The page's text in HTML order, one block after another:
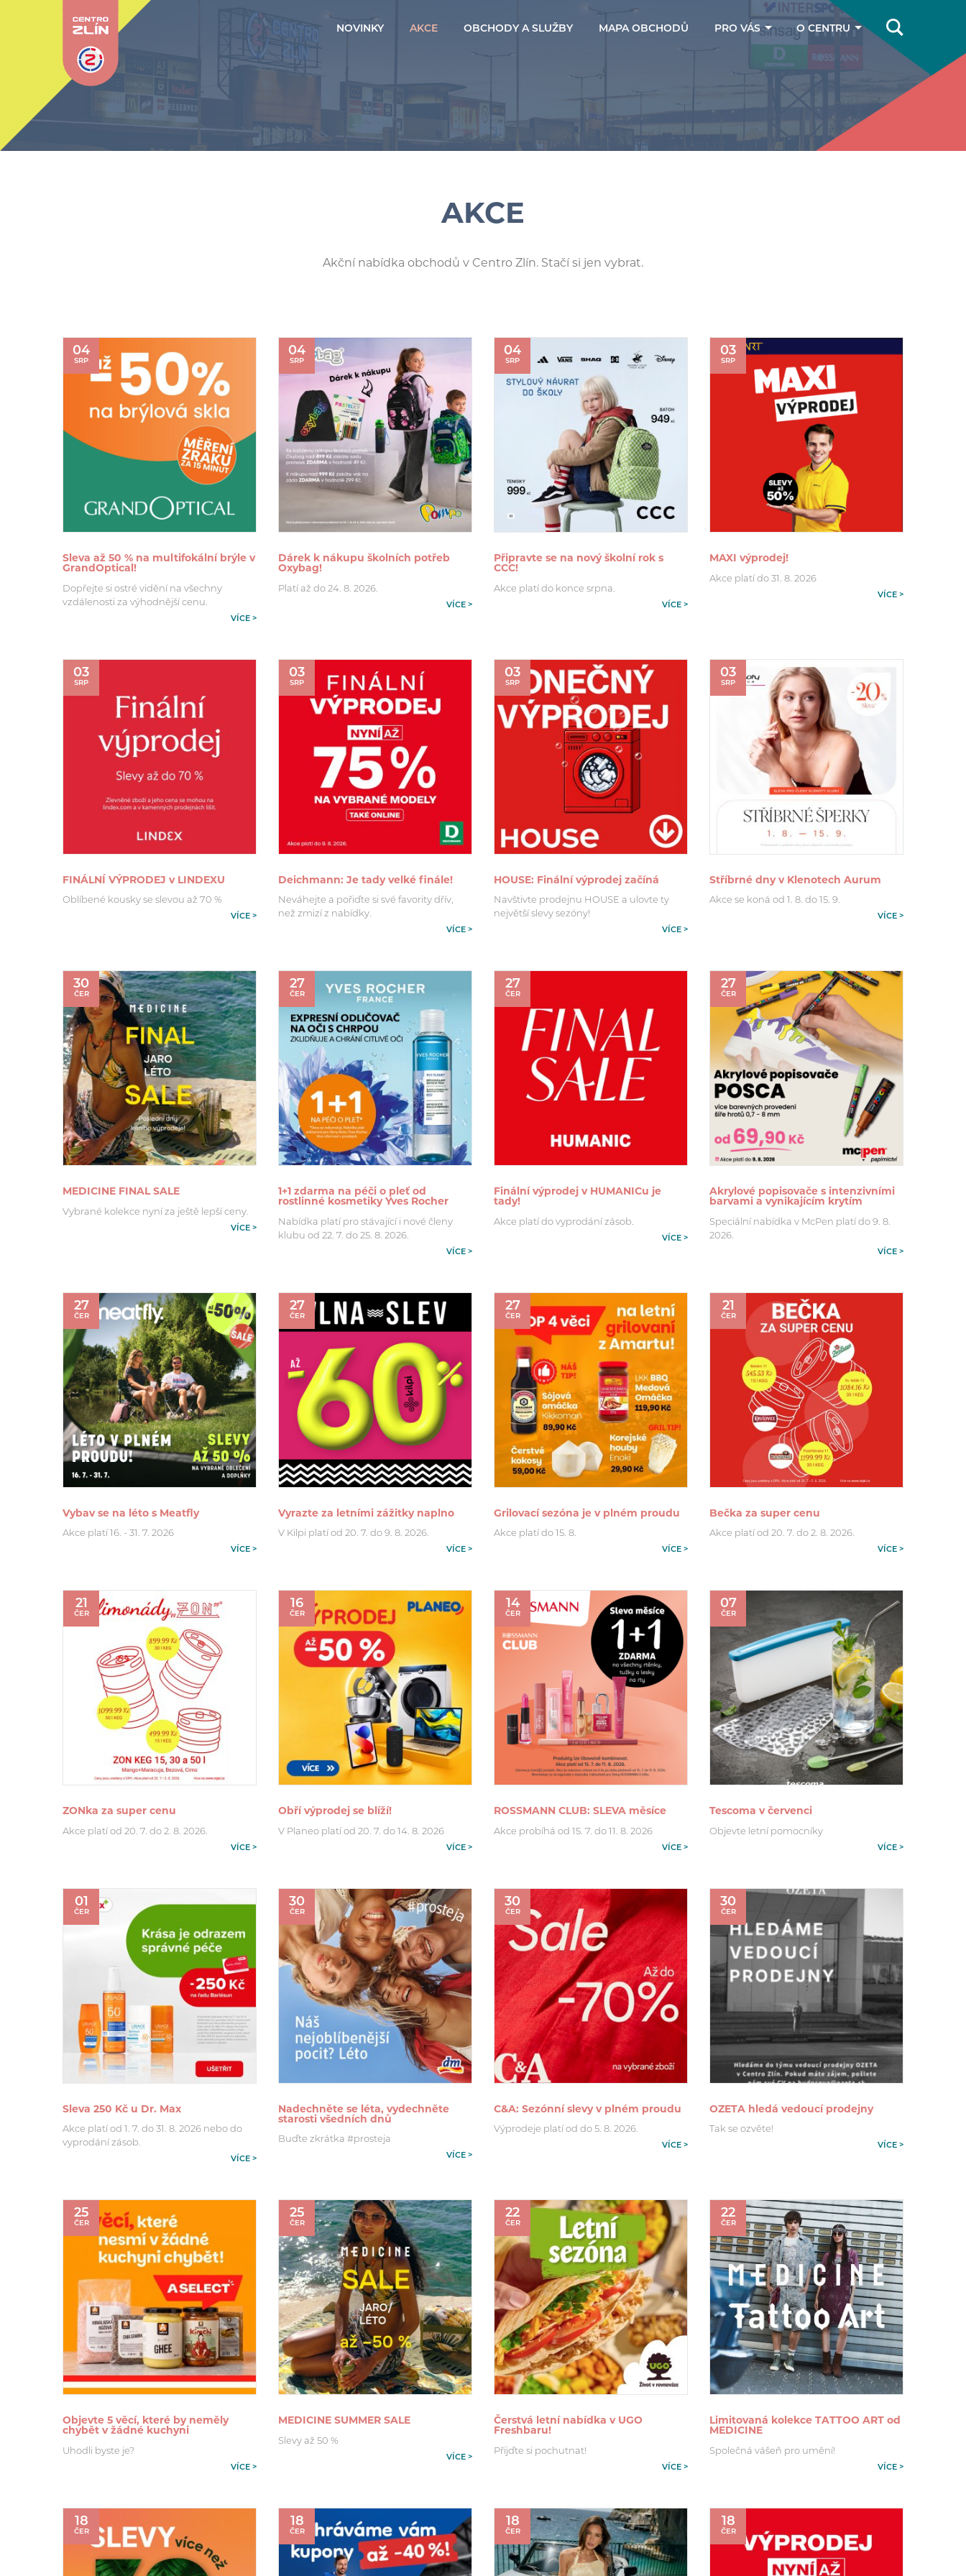
NOVINKY AKCE OBCHODY A SLUŽBY MAPA OBCHODŮ PRO VÁS
Dárkové poukazy
O CENTRU
Jak se k nám
dostanete
Kontakty
AKCE
Akční nabídka obchodů v Centro Zlín. Stačí si jen vybrat.
04
SRP
Sleva až 50 % na multifokální brýle v
GrandOptical!
Dopřejte si ostré vidění na všechny
vzdálenosti za výhodnější cenu.
VÍCE >
04
SRP
Dárek k nákupu školních potřeb
Oxybag!
Platí až do 24. 8. 2026.
VÍCE >
04
SRP
Připravte se na nový školní rok s
CCC!
Akce platí do konce srpna.
VÍCE >
03
SRP
MAXI výprodej!
Akce platí do 31. 8. 2026
VÍCE >
03
SRP
FINÁLNÍ VÝPRODEJ v LINDEXU
Oblíbené kousky se slevou až 70 %
VÍCE >
03
SRP
Deichmann: Je tady velké finále!
Neváhejte a pořiďte si své favority dřív,
než zmizí z nabídky.
VÍCE >
03
SRP
HOUSE: Finální výprodej začíná
Navštivte prodejnu HOUSE a ulovte ty
největší slevy sezóny!
VÍCE >
03
SRP
Stříbrné dny v Klenotech Aurum
Akce se koná od 1. 8. do 15. 9.
VÍCE >
30
ČER
MEDICINE FINAL SALE
Vybrané kolekce nyní za ještě lepší ceny.
VÍCE >
27
ČER
1+1 zdarma na péči o pleť od
rostlinné kosmetiky Yves Rocher
Nabídka platí pro stávající i nové členy
klubu od 22. 7. do 25. 8. 2026.
VÍCE >
27
ČER
Finální výprodej v HUMANICu je
tady!
Akce platí do vyprodání zásob.
VÍCE >
27
ČER
Akrylové popisovače s intenzivními
barvami a vynikajícím krytím
Speciální nabídka v McPen platí do 9. 8.
2026.
VÍCE >
27
ČER
Vybav se na léto s Meatfly
Akce platí 16. - 31. 7. 2026
VÍCE >
27
ČER
Vyrazte za letními zážitky naplno
V Kilpi platí od 20. 7. do 9. 8. 2026.
VÍCE >
27
ČER
Grilovací sezóna je v plném proudu
Akce platí do 15. 8.
VÍCE >
21
ČER
Bečka za super cenu
Akce platí od 20. 7. do 2. 8. 2026.
VÍCE >
21
ČER
ZONka za super cenu
Akce platí od 20. 7. do 2. 8. 2026.
VÍCE >
16
ČER
Obří výprodej se blíží!
V Planeo platí od 20. 7. do 14. 8. 2026
VÍCE >
14
ČER
ROSSMANN CLUB: SLEVA měsíce
Akce probíhá od 15. 7. do 11. 8. 2026
VÍCE >
07
ČER
Tescoma v červenci
Objevte letní pomocníky
VÍCE >
01
ČER
Sleva 250 Kč u Dr. Max
Akce platí od 1. 7. do 31. 8. 2026 nebo do
vyprodání zásob.
VÍCE >
30
ČER
Nadechněte se léta, vydechněte
starosti všedních dnů
Buďte zkrátka #prosteja
VÍCE >
30
ČER
C&A: Sezónní slevy v plném proudu
Výprodeje platí od do 5. 8. 2026.
VÍCE >
30
ČER
OZETA hledá vedoucí prodejny
Tak se ozvěte!
VÍCE >
25
ČER
Objevte 5 věcí, které by neměly
chybět v žádné kuchyni
Uhodli byste je?
VÍCE >
25
ČER
MEDICINE SUMMER SALE
Slevy až 50 %
VÍCE >
22
ČER
Čerstvá letní nabídka v UGO
Freshbaru!
Přijďte si pochutnat!
VÍCE >
22
ČER
Limitovaná kolekce TATTOO ART od
MEDICINE
Společná vášeň pro umění!
VÍCE >
18
ČER
18
ČER
18
ČER
18
ČER